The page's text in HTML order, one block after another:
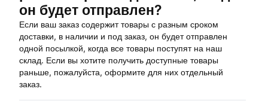
он будет отправлен?
Если ваш заказ содержит товары с разным сроком
доставки, в наличии и под заказ, он будет отправлен
одной посылкой, когда все товары поступят на наш
склад. Если вы хотите получить доступные товары
раньше, пожалуйста, оформите для них отдельный
заказ.